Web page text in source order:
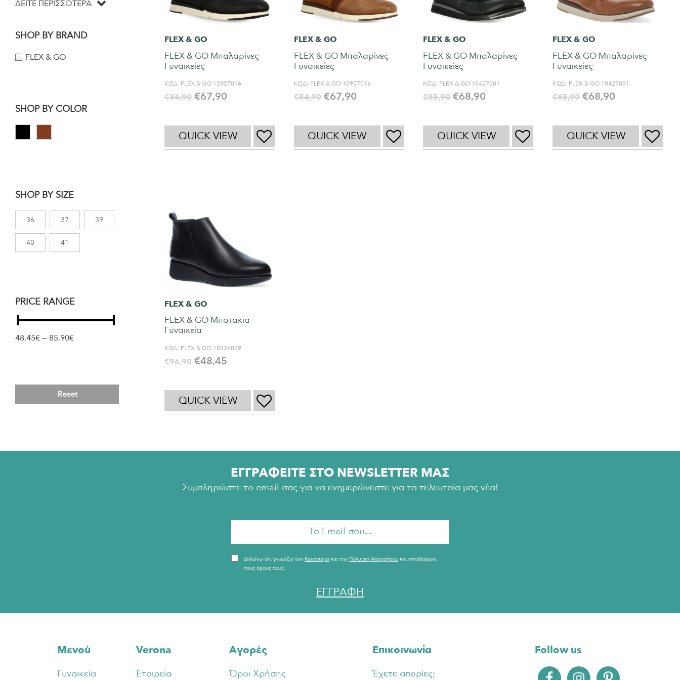
FLEX & GO
FLEX & GO Μπαλαρίνες
Γυναικείες
ΚΩΔ: FLEX & GO 12927016
€84,90 €67,90
QUICK VIEW
FLEX & GO
FLEX & GO Μπαλαρίνες
Γυναικείες
ΚΩΔ: FLEX & GO 12927016
€84,90 €67,90
QUICK VIEW
FLEX & GO
FLEX & GO Μπαλαρίνες
Γυναικείες
ΚΩΔ: FLEX & GO 10427001
€85,90 €68,90
QUICK VIEW
FLEX & GO
FLEX & GO Μπαλαρίνες
Γυναικείες
ΚΩΔ: FLEX & GO 10427001
€85,90 €68,90
QUICK VIEW
FLEX & GO
FLEX & GO Μποτάκια
Γυναικεία
ΚΩΔ: FLEX & GO 10326029
€96,90 €48,45
QUICK VIEW
ΔΕΙΤΕ ΠΕΡΙΣΣΟΤΕΡΑ
SHOP BY BRAND
FLEX & GO
SHOP BY COLOR
SHOP BY SIZE
36 37 39
40 41
PRICE RANGE
48,45€ — 85,90€
Reset
ΕΓΓΡΑΦΕΙΤΕ ΣΤΟ NEWSLETTER ΜΑΣ
Συμπληρώστε το email σας για να ενημερώνεστε για τα τελευταία μας νέα!
Δηλώνω ότι γνωρίζω τον Κανονισμό και την Πολιτική Απορρήτου και αποδέχομαι
τους όρους τους.
ΕΓΓΡΑΦΗ
Μενού
Γυναικεία
Verona
Εταιρεία
Αγορές
Όροι Χρήσης
Επικοινωνία
Έχετε απορίες;
Follow us